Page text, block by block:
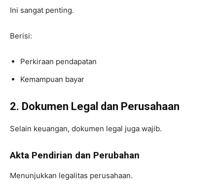
Ini sangat penting.
Berisi:
Perkiraan pendapatan
Kemampuan bayar
2. Dokumen Legal dan Perusahaan
Selain keuangan, dokumen legal juga wajib.
Akta Pendirian dan Perubahan
Menunjukkan legalitas perusahaan.